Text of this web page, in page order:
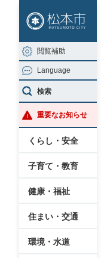
ジ
の
先
頭
で
す
ュ
ー
を
飛
ば
し
閲覧補助
Language
検索
重要なお知らせ
くらし・安全
子育て・教育
健康・福祉
住まい・交通
環境・水道